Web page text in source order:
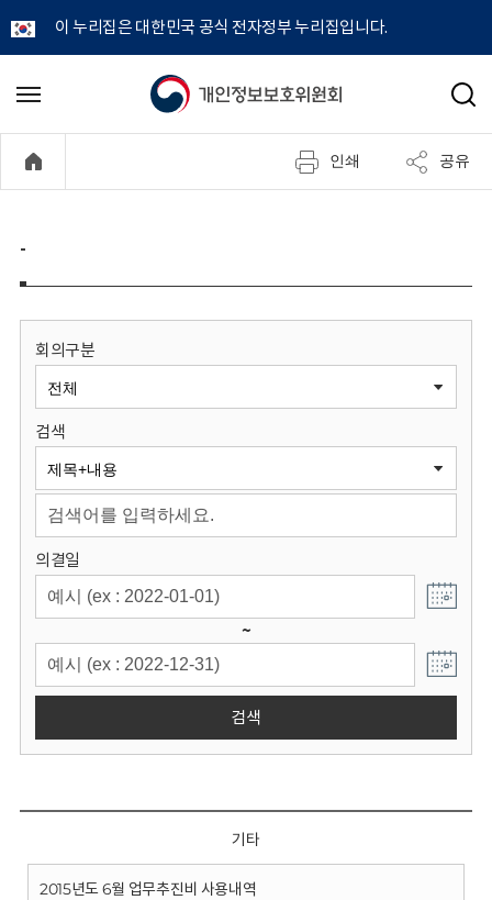
이 누리집은 대한민국 공식 전자정부 누리집입니다.
개
정
보
원
회
메
기
검
인쇄 공유
-
회의구분
검색
의결일
~
검색
기타
2015년도 6월 업무추진비 사용내역